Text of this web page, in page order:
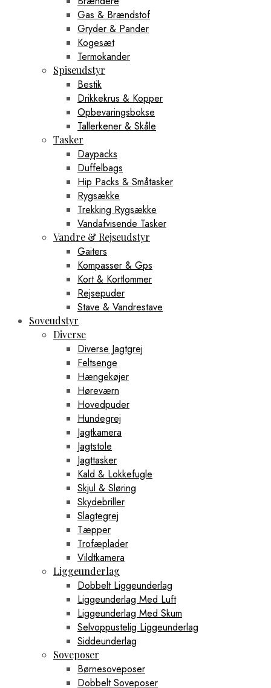
Gas & Brændstof
Gryder & Pander
Kogesæt
Termokander
Spiseudstyr
Bestik
Drikkekrus & Kopper
Opbevaringsbokse
Tallerkener & Skåle
Tasker
Daypacks
Duffelbags
Hip Packs & Småtasker
Rygsække
Trekking Rygsække
Vandafvisende Tasker
Vandre & Rejseudstyr
Gaiters
Kompasser & Gps
Kort & Kortlommer
Rejsepuder
Stave & Vandrestave
Soveudstyr
Diverse
Diverse Jagtgrej
Feltsenge
Hængekøjer
Høreværn
Hovedpuder
Hundegrej
Jagtkamera
Jagtstole
Jagttasker
Kald & Lokkefugle
Skjul & Sløring
Skydebriller
Slagtegrej
Tæpper
Trofæplader
Vildtkamera
Liggeunderlag
Dobbelt Liggeunderlag
Liggeunderlag Med Luft
Liggeunderlag Med Skum
Selvoppustelig Liggeunderlag
Siddeunderlag
Soveposer
Børnesoveposer
Dobbelt Soveposer